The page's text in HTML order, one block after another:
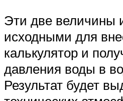
Эти две величины
исходными для
калькулятор и
давления воды в
Результат будет